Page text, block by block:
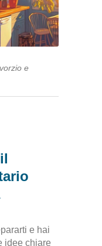
e
e hai
idee chiare